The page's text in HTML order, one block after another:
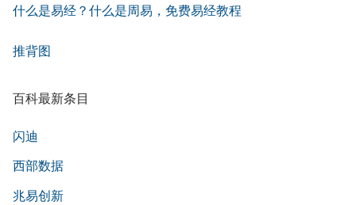
什么是易经？什么是周易，免费易经教程
推背图
百科最新条目
闪迪
西部数据
兆易创新